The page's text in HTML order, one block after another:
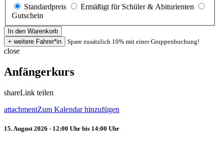
Standardpreis
Ermäßigt für Schüler & Abiturienten
Gutschein
Spare zusätzlich 10% mit einer Gruppenbuchung!
close
Anfängerkurs
shareLink teilen
attachmentZum Kalendar hinzufügen
15. August 2026 - 12:00 Uhr bis 14:00 Uhr